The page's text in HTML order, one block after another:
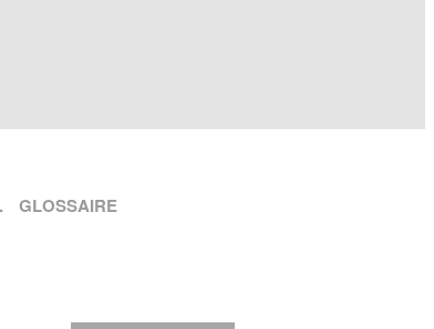
GLOSSAIRE